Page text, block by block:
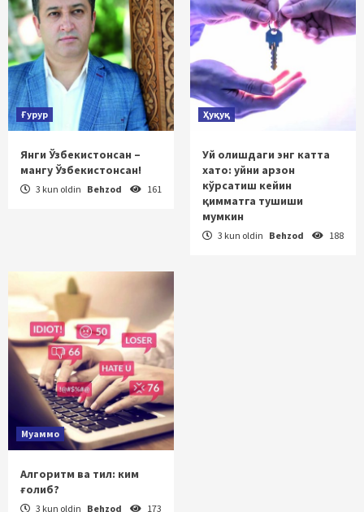
Ғурур
Янги Ўзбекистонсан –
мангу Ўзбекистонсан!
3 kun oldin Behzod 161
Ҳуқуқ
Уй олишдаги энг катта
хато: уйни арзон
кўрсатиш кейин
қимматга тушиши
мумкин
3 kun oldin Behzod 188
Муаммо
Алгоритм ва тил: ким
ғолиб?
3 kun oldin Behzod 173